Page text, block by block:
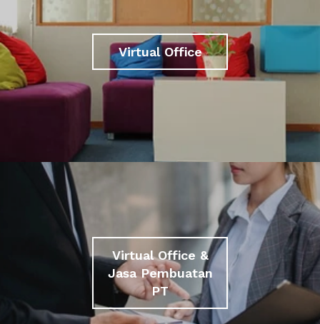
Virtual Office
Virtual Office &
Jasa Pembuatan
PT